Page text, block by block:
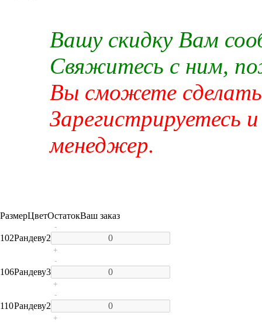
Вашу скидку Вам
Свяжитесь с ним,
Вы сможете сделать
Зарегистрируетесь
менеджер.
РазмерЦветОстатокВаш заказ
102Рандеву2
-
+
106Рандеву3
-
+
110Рандеву2
-
+